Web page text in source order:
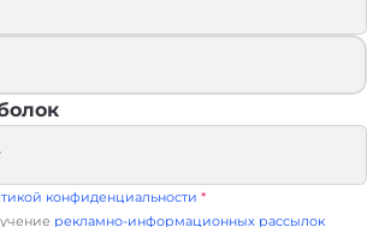
конфиденциальности *
рекламно-информационных рассылок